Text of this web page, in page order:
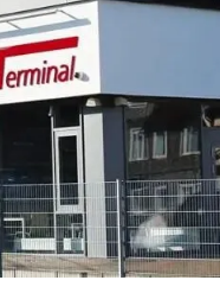
Taxi-
Reiseclub